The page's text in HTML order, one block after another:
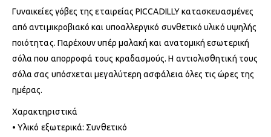
Γυναικείες γόβες της εταιρείας PICCADILLY κατασκευασμένες
από αντιμικροβιακό και υποαλλεργικό συνθετικό υλικό υψηλής
ποιότητας. Παρέχουν υπέρ μαλακή και ανατομική εσωτερική
σόλα που απορροφά τους κραδασμούς. Η αντιολισθητική τους
σόλα σας υπόσχεται μεγαλύτερη ασφάλεια όλες τις ώρες της
ημέρας.
Χαρακτηριστικά
• Υλικό εξωτερικά: Συνθετικό